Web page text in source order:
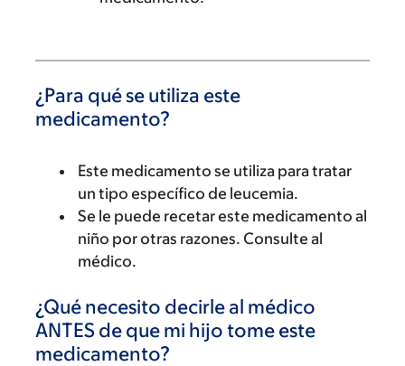
¿Para qué se utiliza este
medicamento?
Este medicamento se utiliza para tratar
un tipo específico de leucemia.
Se le puede recetar este medicamento al
niño por otras razones. Consulte al
médico.
¿Qué necesito decirle al médico
ANTES de que mi hijo tome este
medicamento?